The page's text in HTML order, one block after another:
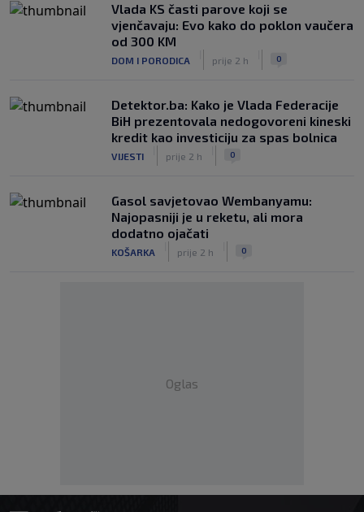
Vlada KS časti parove koji se
vjenčavaju: Evo kako do poklon vaučera
od 300 KM
DOM I PORODICA prije 2 h 0
Detektor.ba: Kako je Vlada Federacije
BiH prezentovala nedogovoreni kineski
kredit kao investiciju za spas bolnica
VIJESTI prije 2 h 0
Gasol savjetovao Wembanyamu:
Najopasniji je u reketu, ali mora
dodatno ojačati
KOŠARKA prije 2 h 0
Oglas